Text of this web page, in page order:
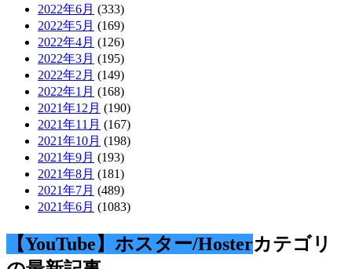
2022年6月 (333)
2022年5月 (169)
2022年4月 (126)
2022年3月 (195)
2022年2月 (149)
2022年1月 (168)
2021年12月 (190)
2021年11月 (167)
2021年10月 (198)
2021年9月 (193)
2021年8月 (181)
2021年7月 (489)
2021年6月 (1083)
【YouTube】ホスター/Hosterカテゴリ